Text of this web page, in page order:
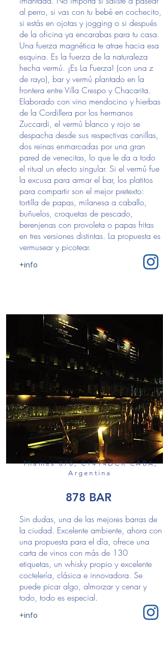
al perro, si vas con tu bebé en cochecito,
si estás en ojotas y jogging o si después
de la oficina ya encarabas para tu casa.
Una fuerza magnética te atrae hacia esa
esquina. Es la fuerza de la naturaleza
hecha vermú. ¡Es La Fuerza! (con una z
de rayo), bar y vermú plantado en la
frontera entre Villa Crespo y Chacarita.
Elaborado con vino mendocino y hierbas
de la Cordillera por los hermanos
Zuccardi, el vermú blanco y rojo se
despacha desde sus respectivas canillas,
dos reinas enmarcadas por una gran
pared de venecitas, lo que le da a todo
el ritual un efecto singular. Si el vermú fue
la excusa para armar el bar, los platitos
para compartir son el mejor pretexto:
tortilla de papas, milanesa a caballo,
buñuelos, croquetas de pescado,
berenjenas con provoleta o papas fritas
en tres versiones distintas. La propuesta es
vermusear y picotear.
+info
Thames 878, C1414DCR CABA,
Argentina
878 BAR
Sin dudas, una de las mejores barras de
la ciudad. Excelente ambiente, ahora con
una propuesta para el día, ofrece una
carta de vinos con más de 130
etiquetas, un whisky propio y excelente
coctelería, clásica e innovadora. Se
puede picar algo, almorzar y cenar y
todo, todo es especial.
+info